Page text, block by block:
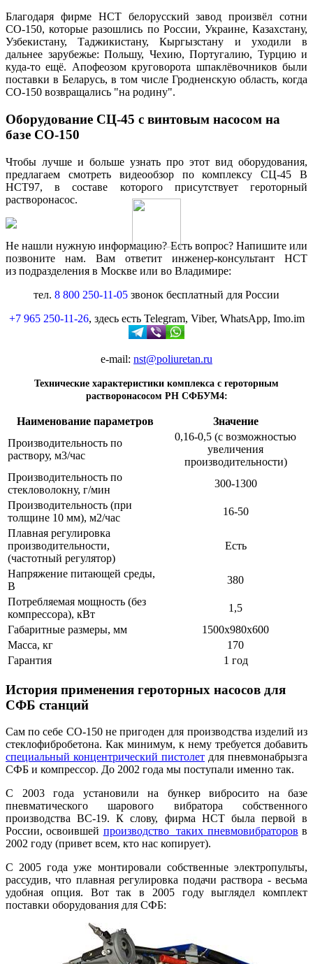
Благодаря фирме НСТ белорусский завод произвёл сотни
СО-150, которые разошлись по России, Украине, Казахстану,
Узбекистану, Таджикистану, Кыргызстану и уходили в
дальнее зарубежье: Польшу, Чехию, Португалию, Турцию и
куда-то ещё. Апофеозом круговорота шпаклёвочников были
поставки в Беларусь, в том числе Гродненскую область, когда
СО-150 возвращались "на родину".
Оборудование СЦ-45 с винтовым насосом на
базе СО-150
Чтобы лучше и больше узнать про этот вид оборудования,
предлагаем смотреть видеообзор по комплексу СЦ-45 В
НСТ97, в составе которого присутствует героторный
растворонасос.
Не нашли нужную информацию? Есть вопрос? Напишите или
позвоните нам. Вам ответит инженер-консультант НСТ
из подразделения в Москве или во Владимире:
тел. 8 800 250-11-05 звонок бесплатный для России
+7 965 250-11-26, здесь есть Telegram, Viber, WhatsApp, Imo.im
e-mail: nst@poliuretan.ru
Технические характеристики комплекса с героторным
растворонасосом РН СФБУМ4:
Наименование параметров
Значение
Производительность по
раствору, м3/час
0,16-0,5 (с возможностью
увеличения
производительности)
Производительность по
стекловолокну, г/мин
300-1300
Производительность (при
толщине 10 мм), м2/час
16-50
Плавная регулировка
производительности,
(частотный регулятор)
Есть
Напряжение питающей среды,
В
380
Потребляемая мощность (без
компрессора), кВт
1,5
Габаритные размеры, мм
1500х980х600
Масса, кг
170
Гарантия
1 год
История применения героторных насосов для
СФБ станций
Сам по себе СО-150 не пригоден для производства изделий из
стеклофибробетона. Как минимум, к нему требуется добавить
специальный концентрический пистолет для пневмонабрызга
СФБ и компрессор. До 2002 года мы поступали именно так.
С 2003 года установили на бункер вибросито на базе
пневматического шарового вибратора собственного
производства ВС-19. К слову, фирма НСТ была первой в
России, освоившей производство таких пневмовибраторов в
2002 году (привет всем, кто нас копирует).
С 2005 года уже монтировали собственные электропульты,
рассудив, что плавная регулировка подачи раствора - весьма
удобная опция. Вот так в 2005 году выглядел комплект
поставки оборудования для СФБ: